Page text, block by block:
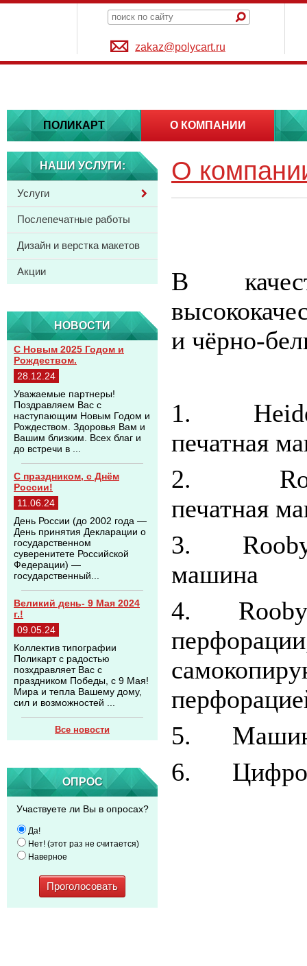
zakaz@polycart.ru
ПОЛИКАРТ О КОМПАНИИ
НАШИ УСЛУГИ:
Услуги
Послепечатные работы
Дизайн и верстка макетов
Акции
НОВОСТИ
С Новым 2025 Годом и
Рождеством.
28.12.24
Уважаемые партнеры!
Поздравляем Вас с
наступающим Новым Годом и
Рождеством. Здоровья Вам и
Вашим близким. Всех благ и
до встречи в ...
С праздником, с Днём
России!
11.06.24
День России (до 2002 года —
День принятия Декларации о
государственном
суверенитете Российской
Федерации) —
государственный...
Великий день- 9 Мая 2024
г.!
09.05.24
Коллектив типографии
Поликарт с радостью
позхдравляет Вас с
праздником Победы, с 9 Мая!
Мира и тепла Вашему дому,
сил и возможностей ...
Все новости
ОПРОС
Участвуете ли Вы в опросах?
Да!
Нет! (этот раз не считается)
Наверное
Проголосовать
О
В
и чёрно-
1.
печатная
2. Roland
печатная
3. Rоoby
машина
4. Rooby
5. Машина
6.